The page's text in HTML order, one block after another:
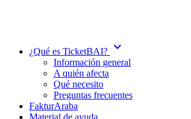
¿Qué es TicketBAI? expand_more
Información general
A quién afecta
Qué necesito
Preguntas frecuentes
FakturAraba
Material de ayuda